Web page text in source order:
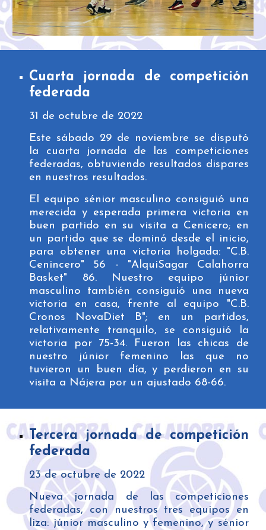
Cuarta jornada de competición
federada
31 de octubre de 2022
Estesábado 29 de noviembre se disputó
la cuarta jornada de las competiciones
federadas, obtuviendo resultados dispares
en nuestros resultados.
El equipo sénior masculino consiguió una
merecida y esperada primera victoria en
buen partido en su visita a Cenicero; en
un partido que se dominó desde el inicio,
para obtener una victoria holgada: "C.B.
Cenincero" 56 - "AlquiSagar Calahorra
Basket" 86. Nuestro equipo júnior
masculino también consiguió una nueva
victoria en casa, frente al equipo "C.B.
Cronos NovaDiet B"; en un partidos,
relativamente tranquilo, se consiguió la
victoria por 75-34. Fueron las chicas de
nuestro júnior femenino las que no
tuvieron un buen día, y perdieron en su
visita a Nájera por un ajustado 68-66.
Tercera jornada de competición
federada
23de octubre de 2022
Nueva jornada de las competiciones
federadas, con nuestros tres equipos en
liza: júnior masculino y femenino, y sénior